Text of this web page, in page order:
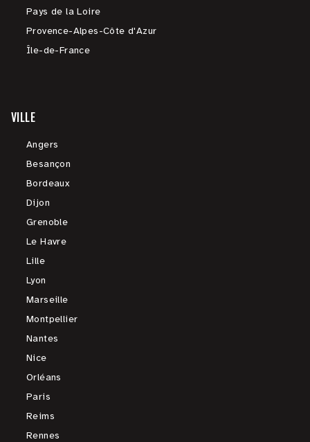
Pays de la Loire
Provence-Alpes-Côte d'Azur
Île-de-France
VILLE
Angers
Besançon
Bordeaux
Dijon
Grenoble
Le Havre
Lille
Lyon
Marseille
Montpellier
Nantes
Nice
Orléans
Paris
Reims
Rennes